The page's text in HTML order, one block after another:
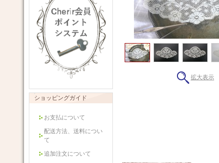
ショッピングガイド
お支払について
配送方法、送料につい
て
追加注文について
拡大表示